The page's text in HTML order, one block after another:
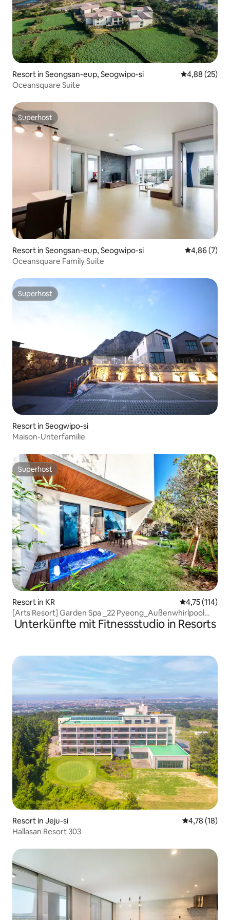
Resort in Seongsan-eup, Seogwipo-si
4,88 (25)
Oceansquare Suite
Superhost
Superhost
Resort in Seongsan-eup, Seogwipo-si
4,86 (7)
Oceansquare Family Suite
Superhost
Superhost
Resort in Seogwipo-si
Maison-Unterfamilie
Superhost
Superhost
Resort in KR
4,75 (114)
[Arts Resort] Garden Spa _22 Pyeong_Außenwhirlpool
(kostenloses Thermalwasser)
Unterkünfte mit Fitnessstudio in Resorts
Resort in Jeju-si
4,78 (18)
Hallasan Resort 303